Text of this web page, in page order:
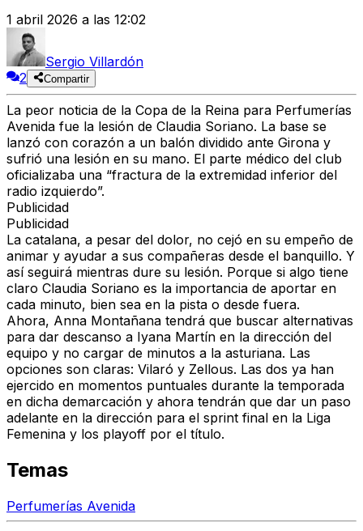
1 abril 2026 a las 12:02
Sergio Villardón
2
Compartir
La peor noticia de la Copa de la Reina para Perfumerías
Avenida fue la lesión de Claudia Soriano. La base se
lanzó con corazón a un balón dividido ante Girona y
sufrió una lesión en su mano. El parte médico del club
oficializaba una “fractura de la extremidad inferior del
radio izquierdo”.
Publicidad
Publicidad
La catalana, a pesar del dolor, no cejó en su empeño de
animar y ayudar a sus compañeras desde el banquillo. Y
así seguirá mientras dure su lesión. Porque si algo tiene
claro Claudia Soriano es la importancia de aportar en
cada minuto, bien sea en la pista o desde fuera.
Ahora, Anna Montañana tendrá que buscar alternativas
para dar descanso a Iyana Martín en la dirección del
equipo y no cargar de minutos a la asturiana. Las
opciones son claras: Vilaró y Zellous. Las dos ya han
ejercido en momentos puntuales durante la temporada
en dicha demarcación y ahora tendrán que dar un paso
adelante en la dirección para el sprint final en la Liga
Femenina y los playoff por el título.
Temas
Perfumerías Avenida